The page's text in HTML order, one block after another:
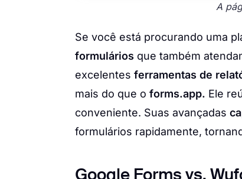
A
Se você está procurando uma
formulários que também
excelentes ferramentas de
mais do que o forms.app. Ele
conveniente. Suas avançadas
formulários rapidamente,
Google Forms vs.